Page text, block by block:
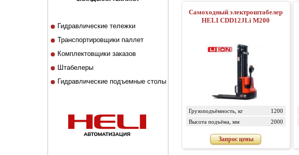
Гидравлические тележки
Транспортировщики паллет
Комплектовщики заказов
Штабелеры
Гидравлические подъемные столы
Самоходный электроштабелер
HELI CDD12JLi M200
Грузоподъёмность, кг
1200
Высота подъёма, мм
2000
Запрос цены